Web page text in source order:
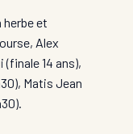
herbe et
Alex
(finale 14 ans),
Matis Jean